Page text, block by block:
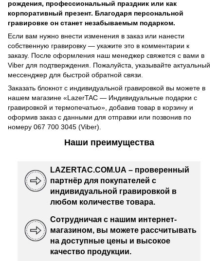
рождения, профессиональный праздник или как
корпоративный презент. Благодаря персональной
гравировке он станет незабываемым подарком.
Если вам нужно внести изменения в заказ или нанести
собственную гравировку — укажите это в комментарии к
заказу. После оформления наш менеджер свяжется с вами в
Viber для подтверждения. Пожалуйста, указывайте актуальный
мессенджер для быстрой обратной связи.
Заказать блокнот с индивидуальной гравировкой вы можете в
нашем магазине «LazerTAC — Индивидуальные подарки с
гравировкой и термопечатью», добавив товар в корзину и
оформив заказ с данными для отправки или позвонив по
номеру 067 700 3045 (Viber).
Наши преимущества
LAZERTAC.COM.UA – проверенный
партнёр для покупателей с
индивидуальной гравировкой в
любом количестве товара.
Сотрудничая с нашим интернет-
магазином, вы можете рассчитывать
на доступные цены и высокое
качество продукции.